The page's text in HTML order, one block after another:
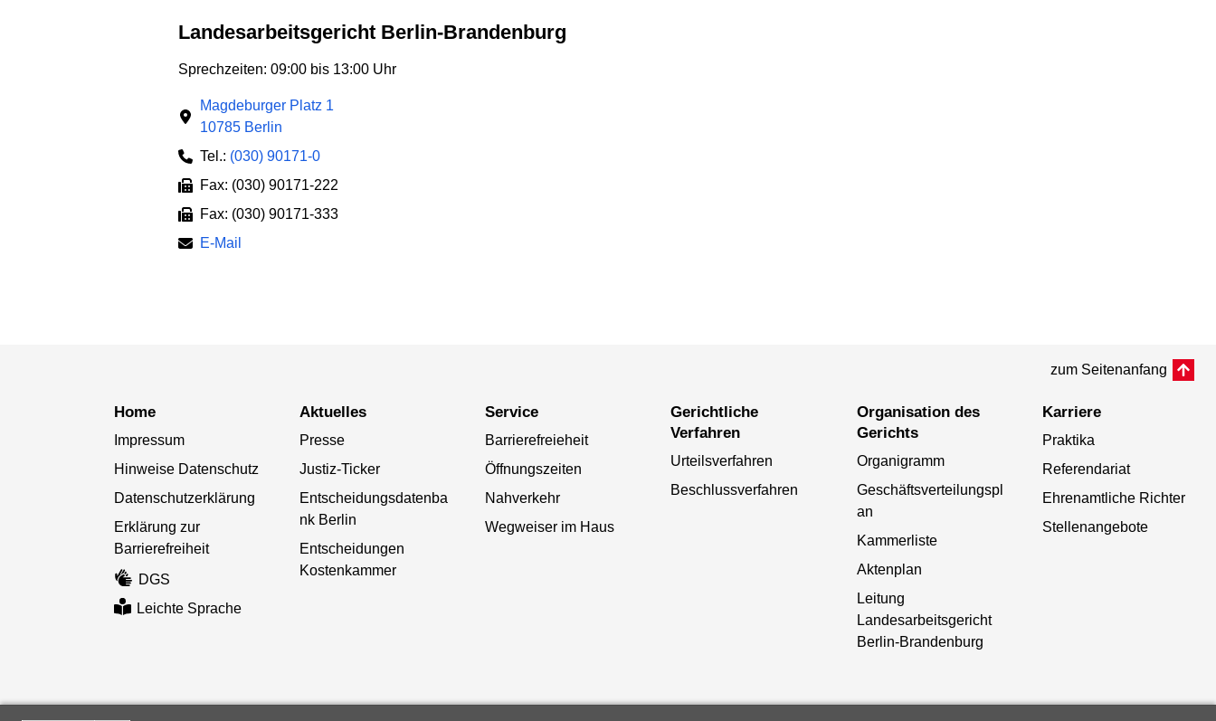
Landesarbeitsgericht Berlin-Brandenburg
Sprechzeiten: 09:00 bis 13:00 Uhr
Magdeburger Platz 1
10785 Berlin
Tel.: (030) 90171-0
Fax: (030) 90171-222
Fax: (030) 90171-333
E-Mail
zum Seitenanfang
Home
Impressum
Hinweise Datenschutz
Datenschutzerklärung
Erklärung zur
Barrierefreiheit
DGS
Leichte Sprache
Aktuelles
Presse
Justiz-Ticker
Entscheidungsdatenba
nk Berlin
Entscheidungen
Kostenkammer
Service
Barrierefreieheit
Öffnungszeiten
Nahverkehr
Wegweiser im Haus
Gerichtliche
Verfahren
Urteilsverfahren
Beschlussverfahren
Organisation des
Gerichts
Organigramm
Geschäftsverteilungspl
an
Kammerliste
Aktenplan
Leitung
Landesarbeitsgericht
Berlin-Brandenburg
Karriere
Praktika
Referendariat
Ehrenamtliche Richter
Stellenangebote